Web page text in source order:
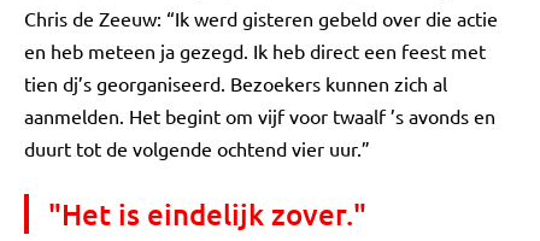
Chris de Zeeuw: “Ik werd gisteren gebeld over die actie
en heb meteen ja gezegd. Ik heb direct een feest met
tien dj’s georganiseerd. Bezoekers kunnen zich al
aanmelden. Het begint om vijf voor twaalf ’s avonds en
duurt tot de volgende ochtend vier uur.”
"Het is eindelijk zover."